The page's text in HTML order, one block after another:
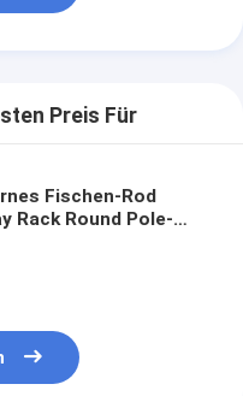
Preis Für
Fischen-Rod
Rack Round Pole-